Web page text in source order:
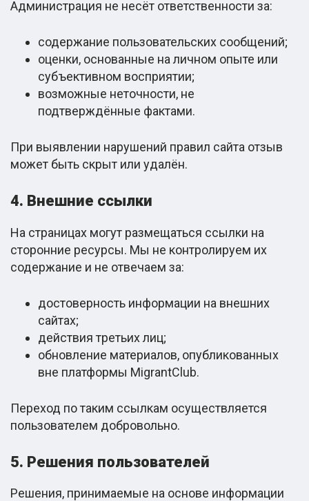
Администрация не несёт ответственности за:
содержание пользовательских сообщений;
оценки, основанные на личном опыте или
субъективном восприятии;
возможные неточности, не
подтверждённые фактами.
При выявлении нарушений правил сайта отзыв
может быть скрыт или удалён.
4. Внешние ссылки
На страницах могут размещаться ссылки на
сторонние ресурсы. Мы не контролируем их
содержание и не отвечаем за:
достоверность информации на внешних
сайтах;
действия третьих лиц;
обновление материалов, опубликованных
вне платформы MigrantClub.
Переход по таким ссылкам осуществляется
пользователем добровольно.
5. Решения пользователей
Решения, принимаемые на основе информации